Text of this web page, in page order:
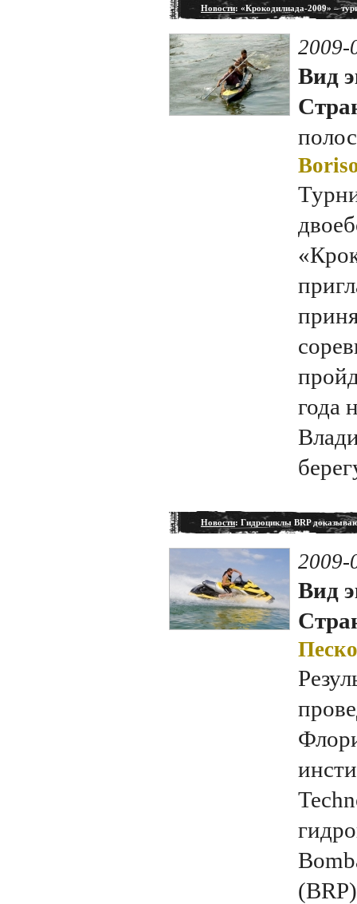
Новости: «Крокодилиада-2009» –
2009-
Вид
года
Новости: Гидроциклы BRP
2009-
Вид